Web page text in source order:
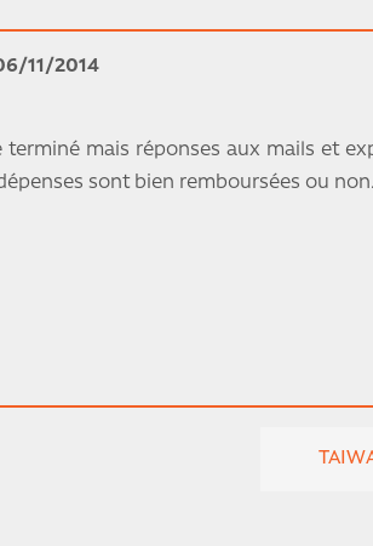
11/2014
terminé mais réponses aux mails et
sont bien remboursées ou non.